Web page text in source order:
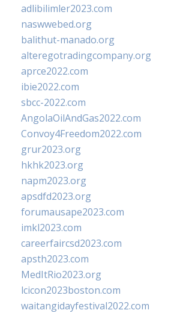
adlibilimler2023.com
naswwebed.org
balithut-manado.org
alteregotradingcompany.org
aprce2022.com
ibie2022.com
sbcc-2022.com
AngolaOilAndGas2022.com
Convoy4Freedom2022.com
grur2023.org
hkhk2023.org
napm2023.org
apsdfd2023.org
forumausape2023.com
imkl2023.com
careerfaircsd2023.com
apsth2023.com
MedItRio2023.org
lcicon2023boston.com
waitangidayfestival2022.com